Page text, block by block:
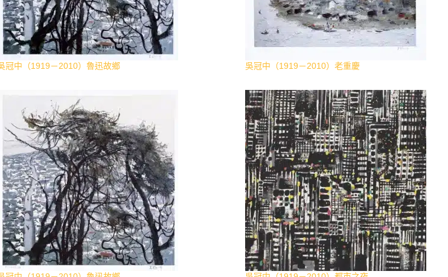
冠中（1919－2010）魯迅故鄉 吳冠中（1919－2010）老重慶